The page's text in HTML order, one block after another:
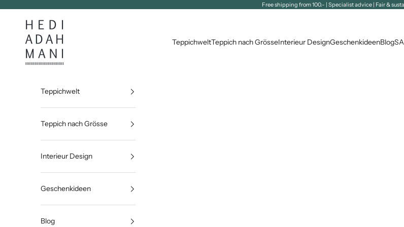
Free shipping from 100.- | Specialist advice | Fair &
Hedi Adahmani
TeppichweltTeppich nach GrösseInterieur DesignGeschenkideenBlog
Teppichwelt
Teppich nach Grösse
Interieur Design
Geschenkideen
Blog